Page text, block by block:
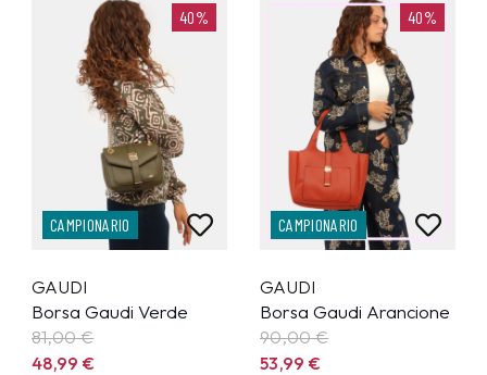
40%
CAMPIONARIO
GAUDI
Borsa Gaudi Verde
81,00 €
48,99€
40%
CAMPIONARIO
GAUDI
Borsa Gaudi Arancione
90,00 €
53,99€